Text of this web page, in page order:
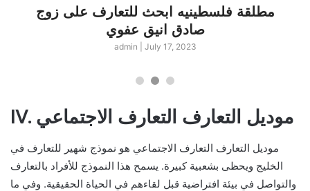
مطلقة فلسطينيه ابحث للتعارف على زوج
صادق انيق عفوي
admin July 17, 2023
IV. موديل التعارف التعارف الاجتماعي
موديل التعارف التعارف الاجتماعي هو نموذج شهير للتعارف في
الخليج ويحظى بشعبية كبيرة. يسمح هذا النموذج للأفراد بالتعارف
والتواصل في بيئة افتراضية قبل لقاءهم في الحياة الحقيقية. وفي ما